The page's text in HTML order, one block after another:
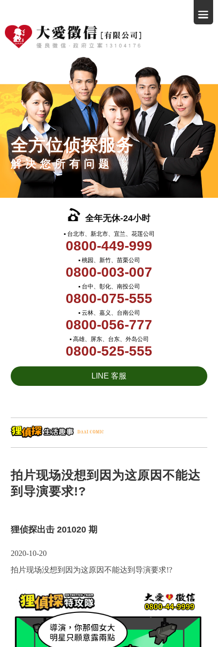
全方位侦探服务
解决您所有问题
全年无休-24小时
▪ 台北市、新北市、宜兰、花莲公司
0800-449-999
▪ 桃园、新竹、苗栗公司
0800-003-007
▪ 台中、彰化、南投公司
0800-075-555
▪ 云林、嘉义、台南公司
0800-056-777
▪ 高雄、屏东、台东、外岛公司
0800-525-555
LINE 客服
拍片现场没想到因为这原因不能达
到导演要求!?
狸侦探出击 201020 期
2020-10-20
拍片现场没想到因为这原因不能达到导演要求!?